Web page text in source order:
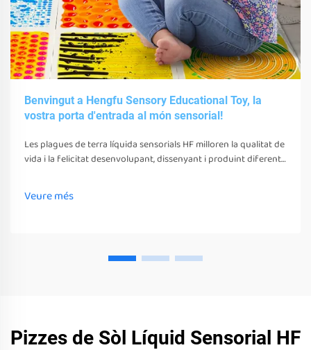
Benvingut a Hengfu Sensory Educational Toy, la
vostra porta d'entrada al món sensorial!
Les plagues de terra líquida sensorials HF milloren la qualitat de
vida i la felicitat desenvolupant, dissenyant i produint diferents
equips poden estimular els seus sentits
Veure més
Pizzes de Sòl Líquid Sensorial HF